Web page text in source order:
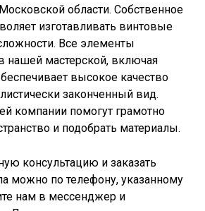
области. Собственное
изготавливать винтовые
Все элементы
нашей мастерской, включая
высокое качество
законченный вид.
компании помогут грамотно
и подобрать материалы.
консультацию и заказать
можно по телефону, указанному
нам в мессенджер и